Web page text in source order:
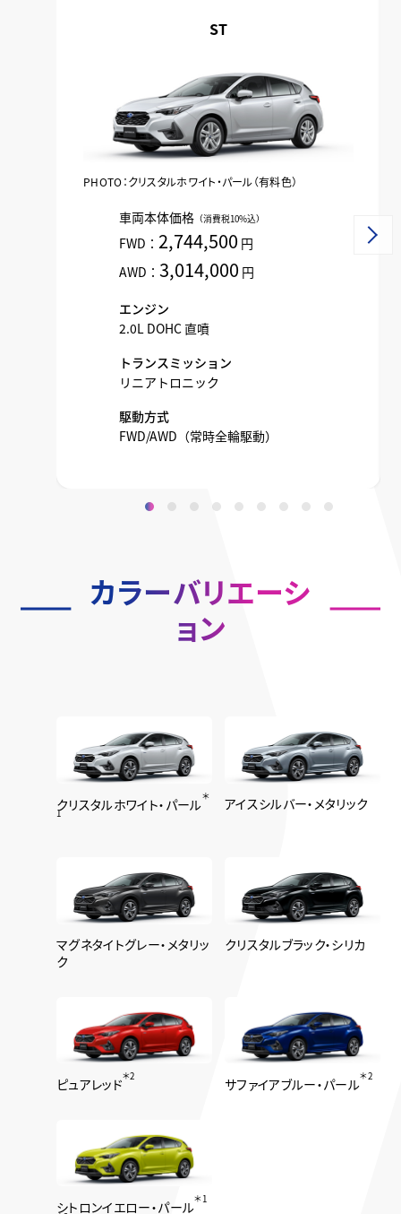
ST
PHOTO：クリスタルホワイト・パール（有料色）
車両本体価格 （消費税10%込）
FWD： 2,744,500 円
AWD： 3,014,000 円
エンジン
2.0L DOHC 直噴
トランスミッション
リニアトロニック
駆動方式
FWD/AWD（常時全輪駆動）
カラーバリエーシ
ョン
クリスタルホワイト・パール＊
1
アイスシルバー・メタリック
マグネタイトグレー・メタリッ
ク
クリスタルブラック・シリカ
ピュアレッド＊2 サファイアブルー・パール＊2
シトロンイエロー・パール＊1